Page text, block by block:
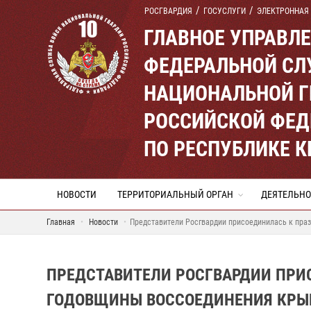
РОСГВАРДИЯ ГОСУСЛУГИ
ГЛАВНОЕ
ФЕДЕРАЛЬНОЙ
НАЦИОНАЛЬНОЙ
РОССИЙСКОЙ
ПО РЕСПУБЛИКЕ
НОВОСТИ ТЕРРИТОРИАЛЬНЫЙ ОРГАН
Главная Новости Представители Росгвардии присоединилась к
ПРЕДСТАВИТЕЛИ РОСГВАРДИИ
ГОДОВЩИНЫ ВОССОЕДИНЕНИЯ